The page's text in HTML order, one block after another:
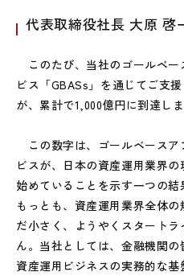
代表取締役社長 大原 啓
このたび、当社のゴールベー
ビス「GBASs」を通じてご支
が、累計で1,000億円に到達しま
この数字は、ゴールベースア
ビスが、日本の資産運用業界
始めていることを示す一つの結
もっとも、資産運用業界全体
だ小さく、ようやくスタート
ん。当社としては、金融機関
資産運用ビジネスの実務的な